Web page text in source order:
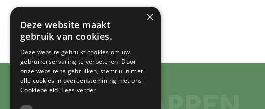
×
Deze website maakt
gebruik van cookies.
Deze website gebruikt cookies om uw
gebruikerservaring te verbeteren. Door
onze website te gebruiken, stemt u in met
alle cookies in overeenstemming met ons
Cookiebeleid. Lees verder